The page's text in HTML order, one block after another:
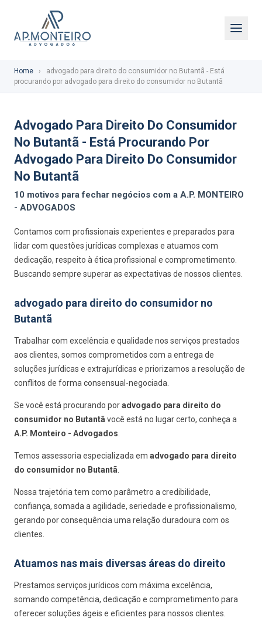
Home ›
advogado para direito do consumidor no Butantã - Está
procurando por advogado para direito do consumidor no Butantã
Advogado Para Direito Do Consumidor
No Butantã - Está Procurando Por
Advogado Para Direito Do Consumidor
No Butantã
10 motivos para fechar negócios com a A.P. MONTEIRO
- ADVOGADOS
Contamos com profissionais experientes e preparados para
lidar com questões jurídicas complexas e atuamos com
dedicação, respeito à ética profissional e comprometimento.
Buscando sempre superar as expectativas de nossos clientes.
advogado para direito do consumidor no
Butantã
Trabalhar com excelência e qualidade nos serviços prestados
aos clientes, somos comprometidos com a entrega de
soluções jurídicas e extrajurídicas e priorizamos a resolução de
conflitos de forma consensual-negociada.
Se você está procurando poradvogado para direito do
consumidor no Butantã você está no lugar certo, conheça a
A.P. Monteiro - Advogados
Temos assessoria especializada em advogado para direito
do consumidor no Butantã
Nossa trajetória tem como parâmetro a credibilidade,
confiança, somada a agilidade, seriedade e profissionalismo,
gerando por consequência uma relação duradoura com os
clientes.
Atuamos nas mais diversas áreas do direito
Prestamos serviços jurídicos com máxima excelência,
somando competência, dedicação e comprometimento para
oferecer soluções ágeis e eficientes para nossos clientes.